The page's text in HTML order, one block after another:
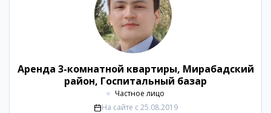
Аренда 3-комнатной квартиры, Мирабадский
район, Госпитальный базар
Частное лицо
На сайте с 25.08.2019